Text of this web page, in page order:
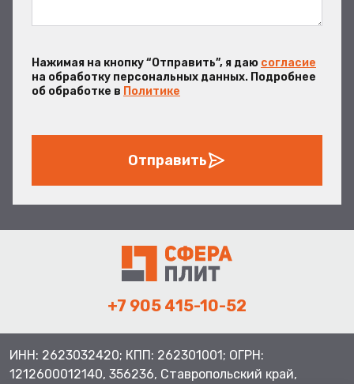
Нажимая на кнопку “Отправить”, я даю согласие
на обработку персональных данных. Подробнее
об обработке в Политике
Отправить
+7 905 415-10-52
ИНН: 2623032420; КПП: 262301001; ОГРН:
1212600012140, 356236, Ставропольский край,